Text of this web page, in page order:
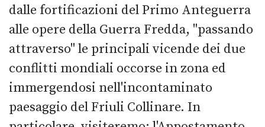
dalle fortificazioni del Primo Anteguerra
alle opere della Guerra Fredda, "passando
attraverso" le principali vicende dei due
conflitti mondiali occorse in zona ed
immergendosi nell'incontaminato
paesaggio del Friuli Collinare. In